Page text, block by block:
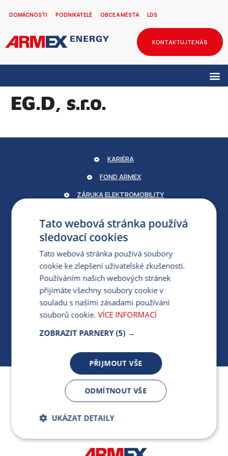
DOMÁCNOSTI PODNIKATELÉ OBCE A MĚSTA LDS
KONTAKTUJTE NÁS
EG.D, s.r.o.
Jsme součástí skupiny ARMEX a členem Asociace
nezávislých dodavatelů energií.
KARIÉRA
FOND ARMEX
ZÁRUKA ELEKTROMOBILITY
PRO MÉDIA
MÁM DOTAZ KE STÁVAJÍCÍ SMLOUVĚ
412 154 154
PO-PÁ 7:30-17:00
Tato webová stránka používá
sledovací cookies
Tato webová stránka používá soubory
cookie ke zlepšení uživatelské zkušenosti.
Používáním našich webových stránek
přijímáte všechny soubory cookie v
souladu s našimi zásadami používání
souborů cookie. VÍCE INFORMACÍ
ZOBRAZIT PARNERY (5) →
PŘIJMOUT VŠE
ODMÍTNOUT VŠE
UKÁZAT DETAILY
Bezpodmínečně
nutné soubory
Výkonnostní